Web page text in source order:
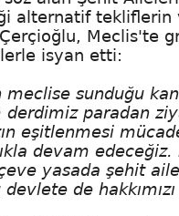
alternatif tekliflerin
Çerçioğlu,
isyan etti:
meclise sunduğu
paradan
eşitlenmesi
devam
yasada şehit
devlete de